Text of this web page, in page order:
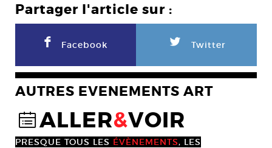
Partager l'article sur :
F Facebook L Twitter
AUTRES EVENEMENTS ART
@ALLER&VOIR
PRESQUE TOUS LES ÉVÈNEMENTS, LES